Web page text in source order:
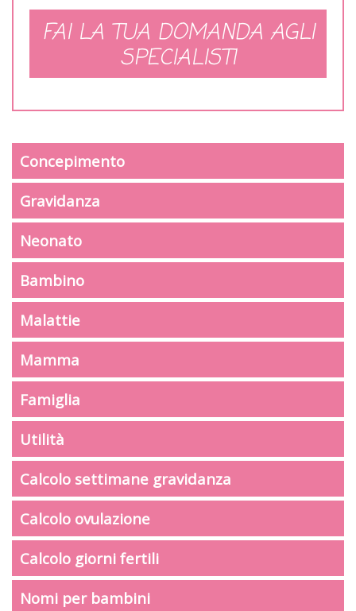
FAI LA TUA DOMANDA AGLI
SPECIALISTI
Concepimento
Gravidanza
Neonato
Bambino
Malattie
Mamma
Famiglia
Utilità
Calcolo settimane gravidanza
Calcolo ovulazione
Calcolo giorni fertili
Nomi per bambini